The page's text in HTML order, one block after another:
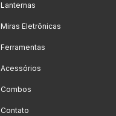
Lanternas
Miras Eletrônicas
Ferramentas
Acessórios
Combos
Contato